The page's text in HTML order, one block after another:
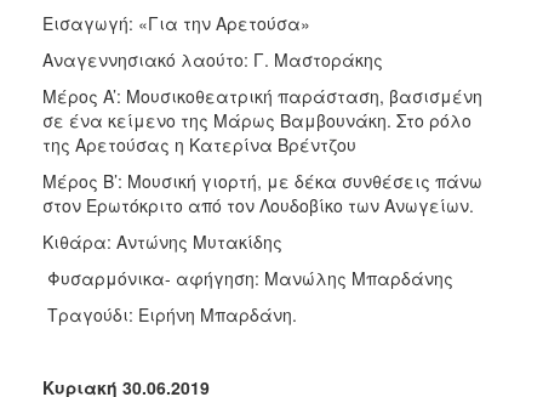
Εισαγωγή: «Για την Αρετούσα»
Αναγεννησιακό λαούτο: Γ. Μαστοράκης
Μέρος A’: Μουσικοθεατρική παράσταση, βασισμένη
σε ένα κείμενο της Μάρως Βαμβουνάκη. Στο ρόλο
της Αρετούσας η Κατερίνα Βρέντζου
Μέρος B’: Μουσική γιορτή, με δέκα συνθέσεις πάνω
στον Ερωτόκριτο από τον Λουδοβίκο των Ανωγείων.
Κιθάρα: Αντώνης Μυτακίδης
Φυσαρμόνικα- αφήγηση: Μανώλης Μπαρδάνης
Τραγούδι: Ειρήνη Μπαρδάνη.
Κυριακή 30.06.2019